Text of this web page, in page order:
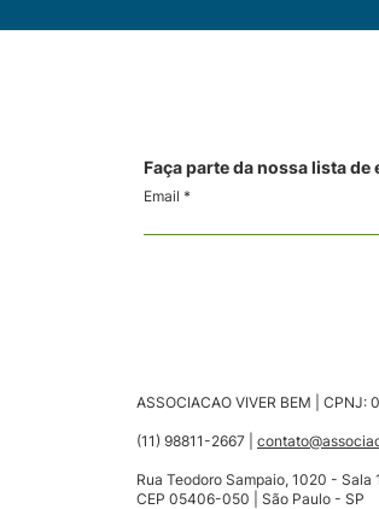
Faça parte da nossa lista de
Email
ASSOCIACAO VIVER BEM | CPNJ:
(11) 98811-2667
Rua Teodoro Sampaio, 1020 -
CEP 05406-050 | São Paulo - SP